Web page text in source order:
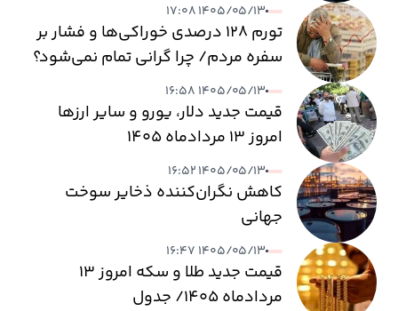
۱۴۰۵/۰۵/۱۳ ۱۷:۰۸
تورم ۱۲۸ درصدی خوراکی‌ها و فشار بر
سفره مردم/ چرا گرانی تمام نمی‌شود؟
۱۴۰۵/۰۵/۱۳ ۱۶:۵۸
قیمت جدید دلار، یورو و سایر ارزها
امروز ۱۳ مردادماه ۱۴۰۵
۱۴۰۵/۰۵/۱۳ ۱۶:۵۲
کاهش نگران‌کننده ذخایر سوخت
جهانی
۱۴۰۵/۰۵/۱۳ ۱۶:۴۷
قیمت جدید طلا و سکه امروز ۱۳
مردادماه ۱۴۰۵/ جدول